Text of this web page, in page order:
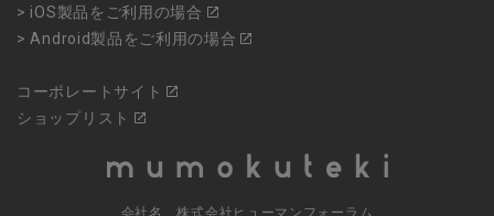
> iOS製品をご利用の場合
> Android製品をご利用の場合
コーポレートサイト
ショップリスト
会社名 株式会社ヒューマンフォーラム